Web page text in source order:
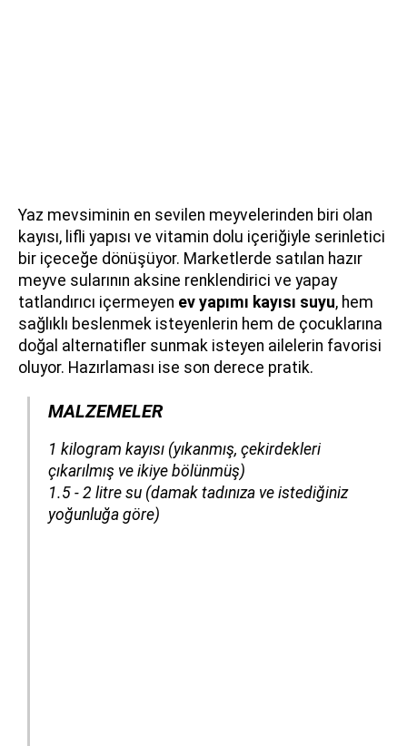
Yaz mevsiminin en sevilen meyvelerinden biri olan
kayısı, lifli yapısı ve vitamin dolu içeriğiyle serinletici
bir içeceğe dönüşüyor. Marketlerde satılan hazır
meyve sularının aksine renklendirici ve yapay
tatlandırıcı içermeyen ev yapımı kayısı suyu, hem
sağlıklı beslenmek isteyenlerin hem de çocuklarına
doğal alternatifler sunmak isteyen ailelerin favorisi
oluyor. Hazırlaması ise son derece pratik.
MALZEMELER
​​​​​​1 kilogram kayısı (yıkanmış, çekirdekleri
çıkarılmış ve ikiye bölünmüş)
1.5 - 2 litre su (damak tadınıza ve istediğiniz
yoğunluğa göre)